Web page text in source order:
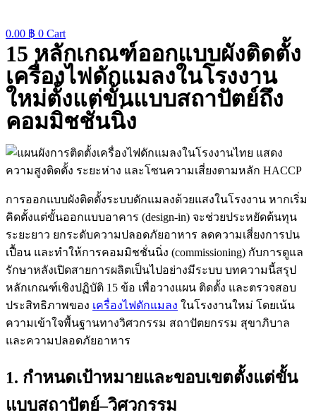
0.00 ฿ 0 Cart
15 หลักเกณฑ์ออกแบบผังติดตั้ง
เครื่องไฟดักแมลงในโรงงาน
ใหม่ตั้งแต่ขั้นแบบสถาปัตย์ถึง
คอมมิชชั่นนิ่ง
การออกแบบผังติดตั้งระบบดักแมลงด้วยแสงในโรงงาน หากเริ่ม
คิดตั้งแต่ขั้นออกแบบอาคาร (design-in) จะช่วยประหยัดต้นทุน
ระยะยาว ยกระดับความปลอดภัยอาหาร ลดความเสี่ยงการปน
เปื้อน และทำให้การคอมมิชชั่นนิ่ง (commissioning) กับการดูแล
รักษาหลังเปิดสายการผลิตเป็นไปอย่างมีระบบ บทความนี้สรุป
หลักเกณฑ์เชิงปฏิบัติ 15 ข้อ เพื่อวางแผน ติดตั้ง และตรวจสอบ
ประสิทธิภาพของ เครื่องไฟดักแมลง ในโรงงานใหม่ โดยเน้น
ความเข้าใจพื้นฐานทางวิศวกรรม สถาปัตยกรรม สุขาภิบาล
และความปลอดภัยอาหาร
1. กำหนดเป้าหมายและขอบเขตตั้งแต่ขั้น
แบบสถาปัตย์–วิศวกรรม